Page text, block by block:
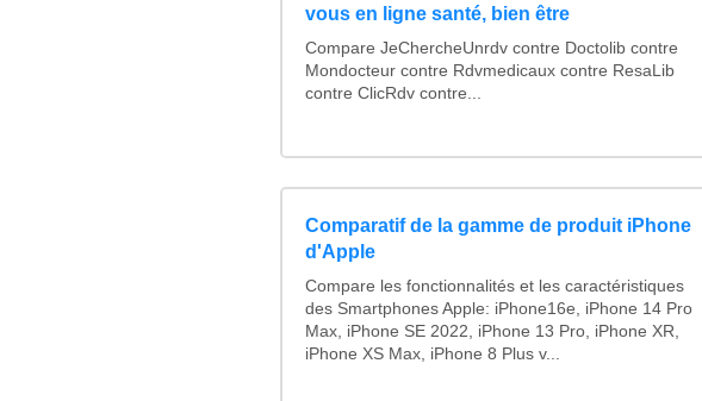
vous en ligne santé, bien être
Compare JeChercheUnrdv contre Doctolib contre
Mondocteur contre Rdvmedicaux contre ResaLib
contre ClicRdv contre...
Comparatif de la gamme de produit iPhone
d'Apple
Compare les fonctionnalités et les caractéristiques
des Smartphones Apple: iPhone16e, iPhone 14 Pro
Max, iPhone SE 2022, iPhone 13 Pro, iPhone XR,
iPhone XS Max, iPhone 8 Plus v...